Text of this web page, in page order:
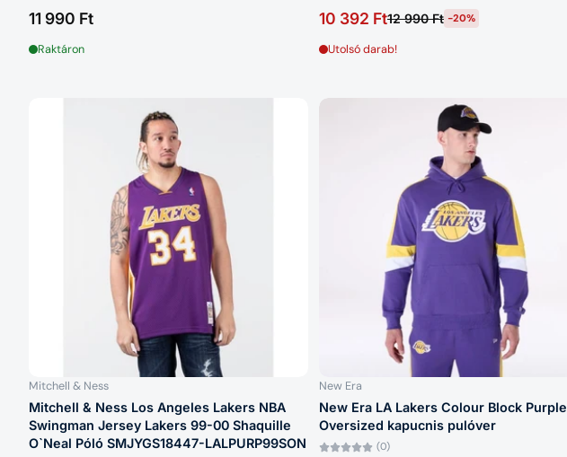
11 990 Ft
Raktáron
10 392 Ft12 990 Ft -20%
Utolsó darab!
Mitchell & Ness
Mitchell & Ness Los Angeles Lakers NBA
Swingman Jersey Lakers 99-00 Shaquille
O`Neal Póló SMJYGS18447-LALPURP99SON
New Era
New Era LA Lakers Colour Block Purple
Oversized kapucnis pulóver
(0)